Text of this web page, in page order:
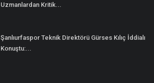
Uzmanlardan Kritik...
Şanlıurfaspor Teknik Direktörü Gürses Kılıç İddialı
Konuştu:...